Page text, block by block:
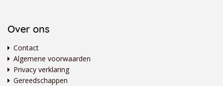
Over ons
Contact
Algemene voorwaarden
Privacy verklaring
Gereedschappen